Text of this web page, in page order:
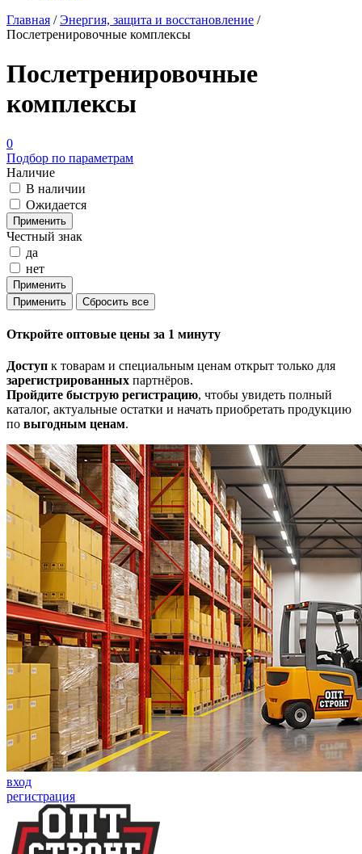
Главная /Энергия, защита и восстановление /
Послетренировочные комплексы
Послетренировочные
комплексы
0
Подбор по параметрам
Наличие
В наличии
Ожидается
Честный знак
да
нет
Откройте оптовые цены за 1 минуту
Доступ к товарам и специальным ценам открыт только для
зарегистрированных партнёров.
Пройдите быструю регистрацию, чтобы увидеть полный
каталог, актуальные остатки и начать приобретать продукцию
по выгодным ценам.
вход
регистрация